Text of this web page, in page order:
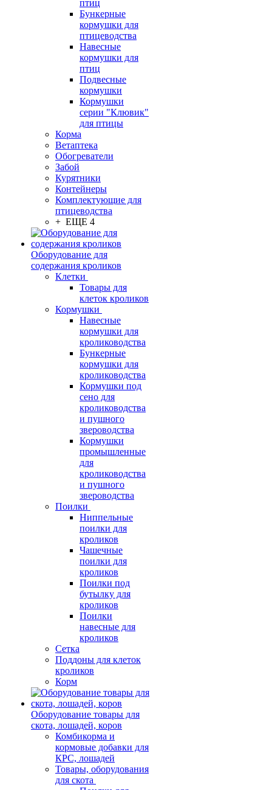
птиц
Бункерные
кормушки для
птицеводства
Навесные
кормушки для
птиц
Подвесные
кормушки
Кормушки
серии "Клювик"
для птицы
Корма
Ветаптека
Обогреватели
Забой
Курятники
Контейнеры
Комплектующие для
птицеводства
+ ЕЩЕ 4
Оборудование для
содержания кроликов
Клетки
Товары для
клеток кроликов
Кормушки
Навесные
кормушки для
кролиководства
Бункерные
кормушки для
кролиководства
Кормушки под
сено для
кролиководства
и пушного
звероводства
Кормушки
промышленные
для
кролиководства
и пушного
звероводства
Поилки
Ниппельные
поилки для
кроликов
Чашечные
поилки для
кроликов
Поилки под
бутылку для
кроликов
Поилки
навесные для
кроликов
Сетка
Поддоны для клеток
кроликов
Корм
Оборудование товары для
скота, лошадей, коров
Комбикорма и
кормовые добавки для
КРС, лошадей
Товары, оборудования
для скота